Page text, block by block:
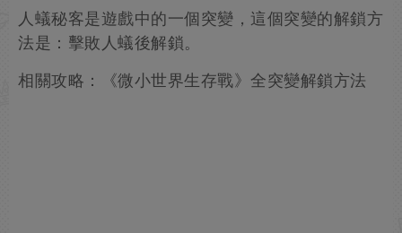
人蟻秘客是遊戲中的一個突變，這個突變的解鎖方
法是：擊敗人蟻後解鎖。
相關攻略：《微小世界生存戰》全突變解鎖方法